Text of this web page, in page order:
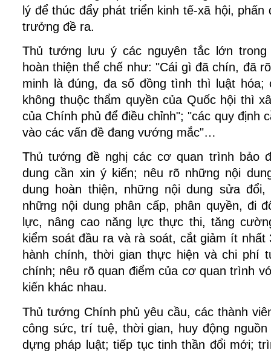
lý để thúc đẩy phát triển kinh tế-xã hội, phấn
trưởng đề ra.
Thủ tướng lưu ý các nguyên tắc lớn trong
hoàn thiện thể chế như: "Cái gì đã chín, đã
minh là đúng, đa số đồng tình thì luật hóa;
không thuộc thẩm quyền của Quốc hội thì
của Chính phủ để điều chỉnh"; "các quy định
vào các vấn đề đang vướng mắc"…
Thủ tướng đề nghị các cơ quan trình bảo
dung cần xin ý kiến; nêu rõ những nội
dung hoàn thiện, những nội dung sửa
những nội dung phân cấp, phân quyền, đi
lực, nâng cao năng lực thực thi, tăng
kiểm soát đầu ra và rà soát, cắt giảm ít
hành chính, thời gian thực hiện và chi phí
chính; nêu rõ quan điểm của cơ quan trình
kiến khác nhau.
Thủ tướng Chính phủ yêu cầu, các thành
công sức, trí tuệ, thời gian, huy động
dựng pháp luật; tiếp tục tinh thần đổi mới;